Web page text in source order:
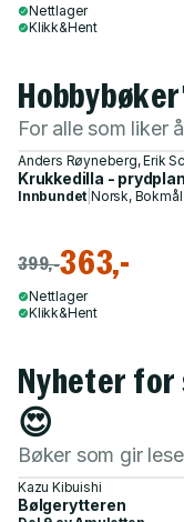
Nettlager
Klikk&Hent
For alle som liker
Anders Røyneberg, Erik
Krukkedilla -
Innbundet |Norsk, Bokmål
399,-363,-
Nettlager
Klikk&Hent
Nyheter for
😍
Bøker som gir
Kazu Kibuishi
Bølgerytteren